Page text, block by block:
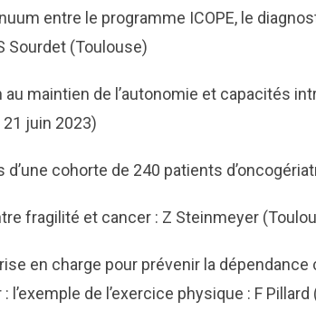
entre le programme ICOPE, le
Sourdet (Toulouse)
au maintien de l’autonomie et capacités
juin 2023)
d’une cohorte de 240 patients
fragilité et cancer : Z Steinmeyer
en charge pour prévenir la
l’exemple de l’exercice physique : F